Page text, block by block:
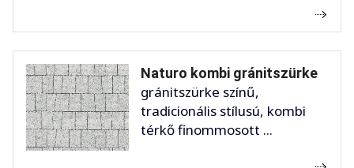
Naturo kombi gránitszürke
gránitszürke színű,
tradicionális stílusú, kombi
térkő finommosott ...